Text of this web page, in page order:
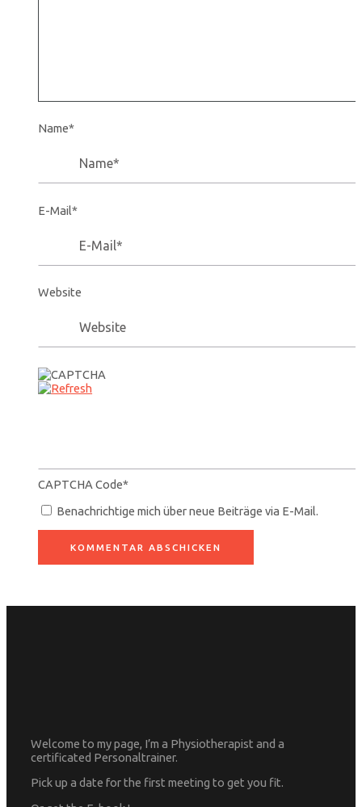
Name*
E-Mail*
Website
CAPTCHA Code*
Benachrichtige mich über neue Beiträge via E-Mail.
Welcome to my page, I’m a Physiotherapist and a
certificated Personaltrainer.
Pick up a date for the first meeting to get you fit.